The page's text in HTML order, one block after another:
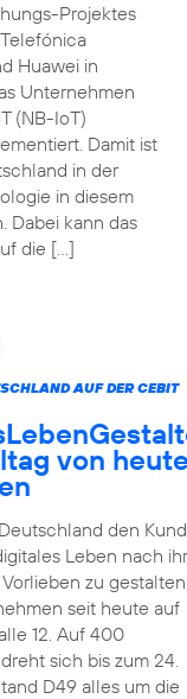
Projektes
Huawei in
Unternehmen
(NB-IoT)
Damit ist
in der
in diesem
Dabei kann das
die […]
AUF DER CEBIT
von
den
Leben nach
zu
seit heute auf
12. Auf 400
sich bis zum 24.
D49 alles um die